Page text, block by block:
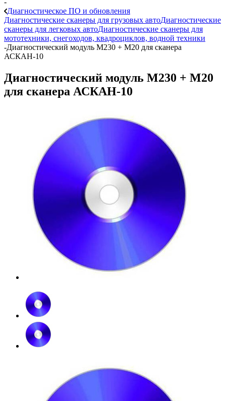
-
Диагностическое ПО и обновления
Диагностические сканеры для грузовых автоДиагностические
сканеры для легковых автоДиагностические сканеры для
мототехники, снегоходов, квадроциклов, водной техники
-Диагностический модуль М230 + М20 для сканера
АСКАН-10
Диагностический модуль М230 + М20
для сканера АСКАН-10